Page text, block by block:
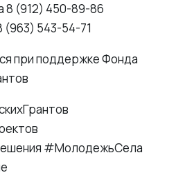
8 (912) 450-89-86
(963) 543-54-71
при поддержке Фонда
#МолодежьСела